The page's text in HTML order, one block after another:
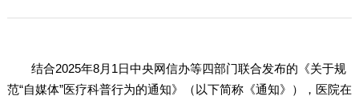
结合2025年8月1日中央网信办等四部门联合发布的《关于规
范“自媒体”医疗科普行为的通知》（以下简称《通知》），医院在